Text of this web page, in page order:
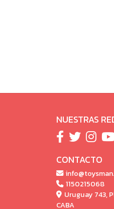
NUESTRAS
CONTACTO
1150215068
Uruguay 743,
CABA